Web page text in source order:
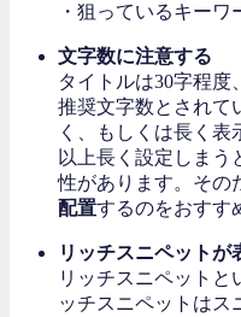
・狙っているキーワ
文字数に注意する
タイトルは30字程度
推奨文字数とされて
く、もしくは長く
以上長く設定しまう
性があります。その
配置するのをおすす
リッチスニペットが
リッチスニペットと
ッチスニペットはス